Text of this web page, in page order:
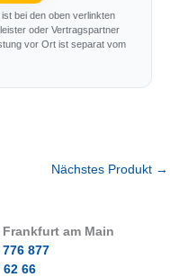
bei den oben verlinkten
oder Vertragspartner
vor Ort ist separat vom
Nächstes Produkt →
am Main
877
62 66